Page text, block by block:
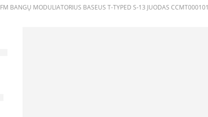
FM BANGŲ MODULIATORIUS BASEUS T-TYPED S-13 JUODAS CCMT000101